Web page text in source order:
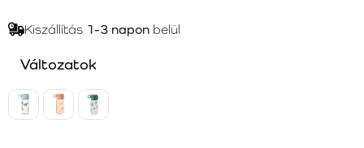
Kiszállítás 1-3 napon belül
Változatok